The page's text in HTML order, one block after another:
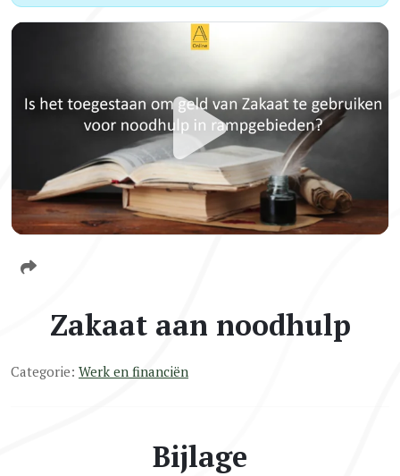
Zakaat aan noodhulp
Categorie: Werk en financiën
Bijlage